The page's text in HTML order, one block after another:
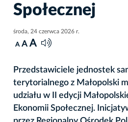
Społecznej
środa, 24 czerwca 2026 r.
A A A
Przedstawiciele jednostek
terytorialnego z Małopolski
udziału w II edycji
Ekonomii Społecznej.